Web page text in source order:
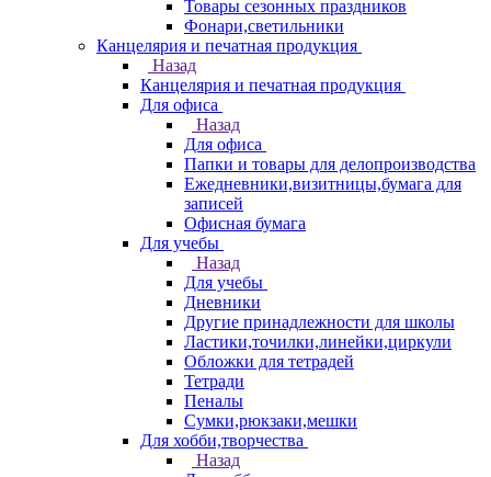
Товары сезонных праздников
Фонари,светильники
Канцелярия и печатная продукция
Назад
Канцелярия и печатная продукция
Для офиса
Назад
Для офиса
Папки и товары для делопроизводства
Ежедневники,визитницы,бумага для
записей
Офисная бумага
Для учебы
Назад
Для учебы
Дневники
Другие принадлежности для школы
Ластики,точилки,линейки,циркули
Обложки для тетрадей
Тетради
Пеналы
Сумки,рюкзаки,мешки
Для хобби,творчества
Назад